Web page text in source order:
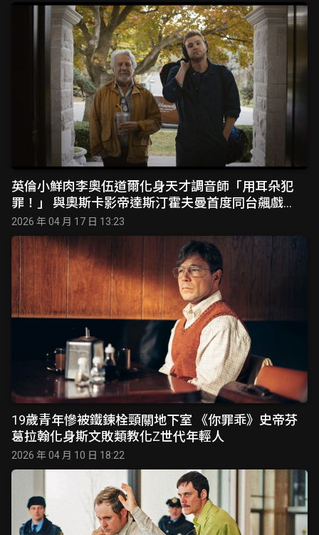
英倫小鮮肉李奧伍道爾化身天才調音師「用耳朵犯
罪！」 與奧斯卡影帝達斯汀霍夫曼首度同台飆戲
《盜音天才》靠絕對音感破解保險箱 6月5日正式上
映
2026 年 04 月 17 日 13:23
19歲青年慘被鐵鍊栓頸關地下室 《你罪乖》史帝芬
葛拉翰化身斯文敗類教化Z世代年輕人
2026 年 04 月 10 日 18:22